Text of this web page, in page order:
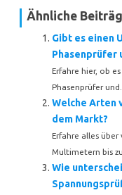
Ähnliche
Gibt es einen
Phasenprüfer
Erfahre hier, ob
Phasenprüfer und...
Welche Arten
dem Markt?
Erfahre alles über
Multimetern bis
Wie